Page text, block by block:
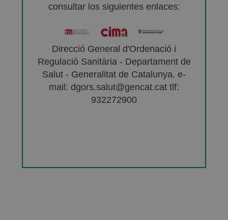
consultar los siguientes enlaces:
Direcció General d'Ordenació i
Regulació Sanitària - Departament de
Salut - Generalitat de Catalunya. e-
mail: dgors.salut@gencat.cat tlf:
932272900